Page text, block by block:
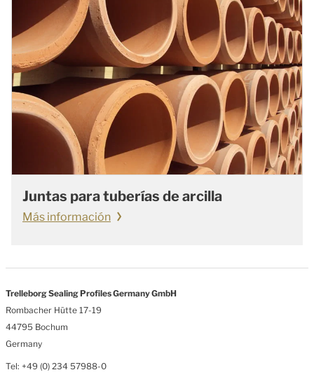
Juntas para tuberías de arcilla
Más información
Trelleborg Sealing Profiles Germany GmbH
Rombacher Hütte 17-19
44795 Bochum
Germany
Tel: +49 (0) 234 57988-0